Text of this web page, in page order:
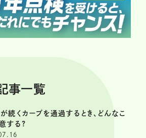
事一覧
続くカーブを通過するとき、どんなこ
する?